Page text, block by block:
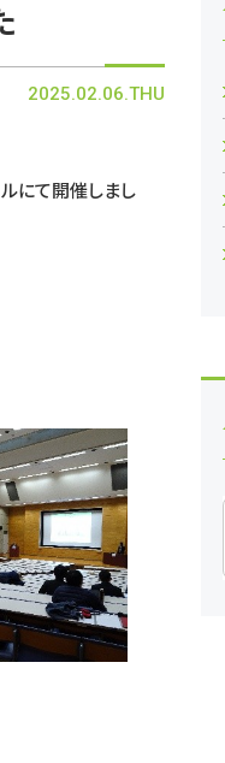
2025.02.06.THU
にて開催しまし